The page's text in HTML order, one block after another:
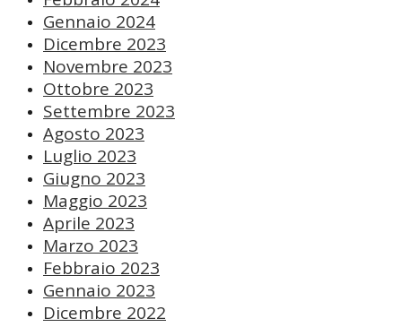
Gennaio 2024
Dicembre 2023
Novembre 2023
Ottobre 2023
Settembre 2023
Agosto 2023
Luglio 2023
Giugno 2023
Maggio 2023
Aprile 2023
Marzo 2023
Febbraio 2023
Gennaio 2023
Dicembre 2022